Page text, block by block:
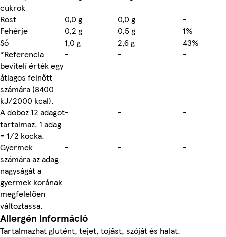
cukrok
Rost
0,0 g 0,0 g
-
Fehérje
0,2 g 0,5 g
1%
Só
1,0 g 2,6 g
43%
*Referencia
bevitelí érték egy
átlagos felnőtt
számára (8400
kJ/2000 kcal).
- - -
A doboz 12 adagot
tartalmaz. 1 adag
= 1/2 kocka.
- - -
Gyermek
számára az adag
nagyságát a
gyermek korának
megfelelően
változtassa.
- - -
Allergén információ
Tartalmazhat glutént, tejet, tojást, szóját és halat.